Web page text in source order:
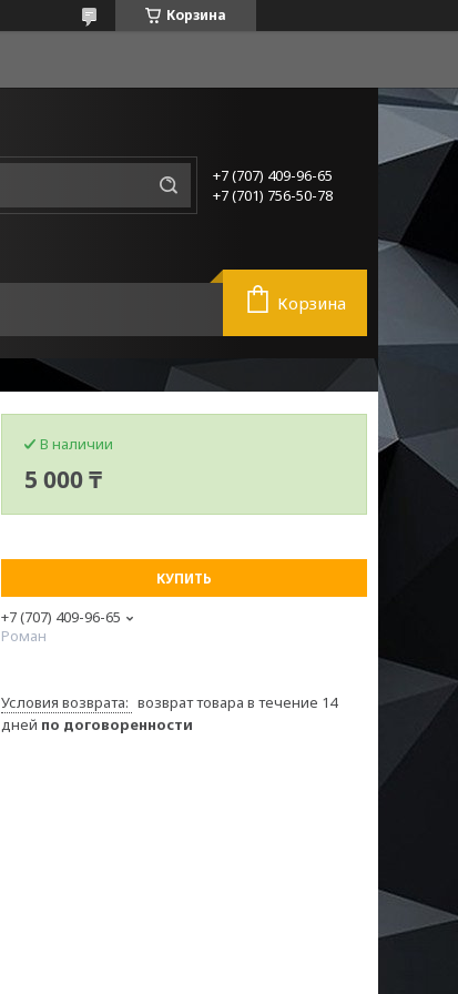
Корзина
+7 (707) 409-96-65
+7 (701) 756-50-78
Корзина
В наличии
5 000 ₸
КУПИТЬ
+7 (707) 409-96-65
Роман
возврат товара в течение 14
дней по договоренности